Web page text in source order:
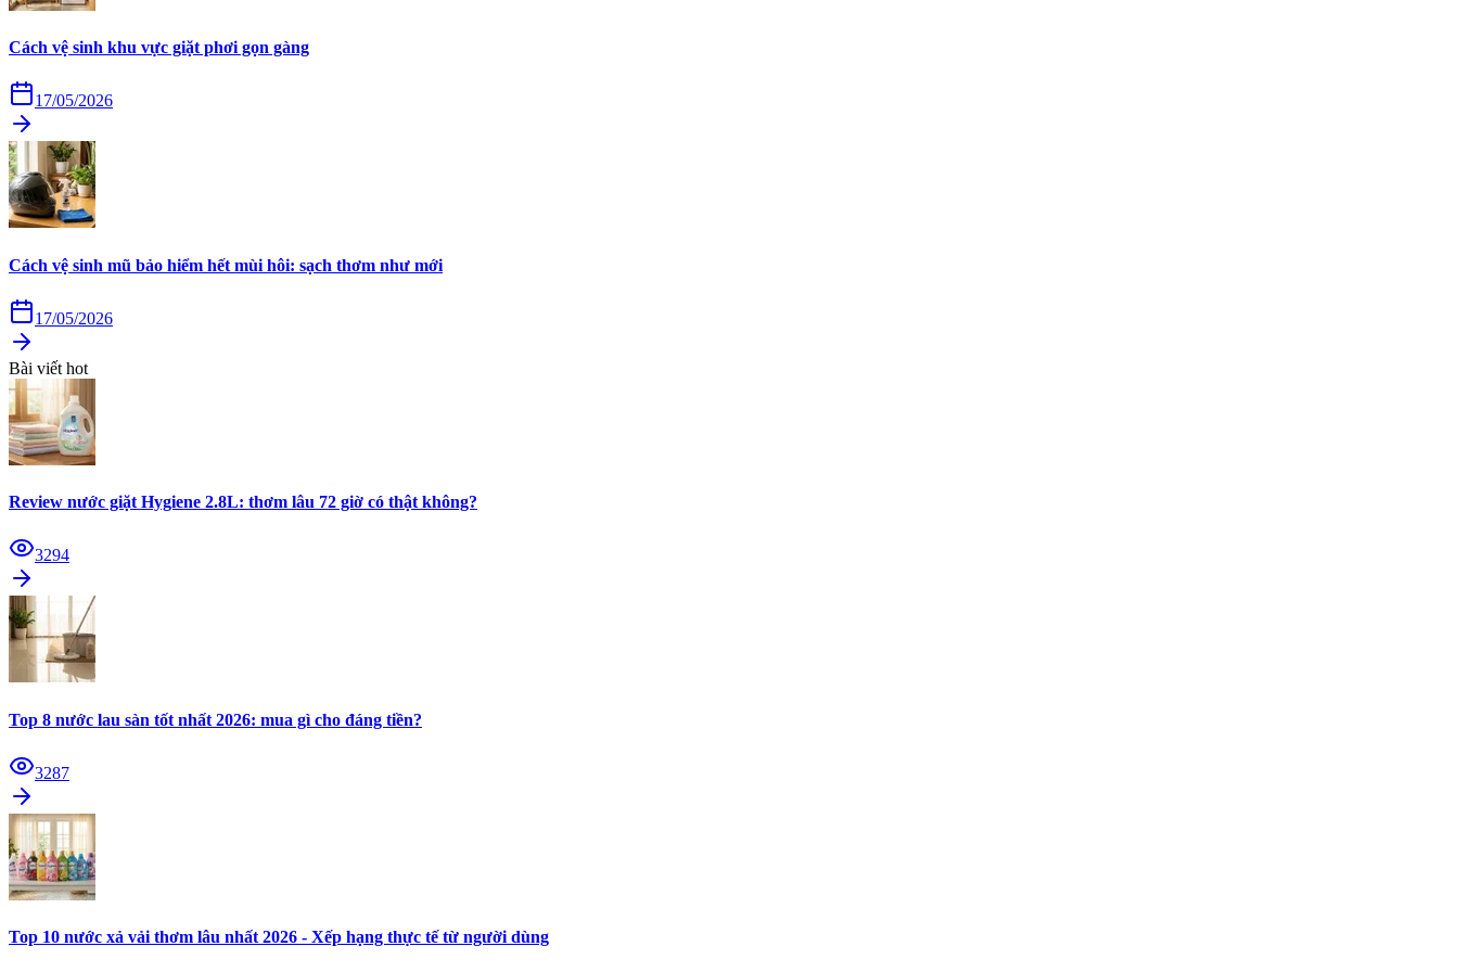
Cách vệ sinh khu vực giặt phơi gọn gàng
17/05/2026
Cách vệ sinh mũ bảo hiểm hết mùi hôi: sạch thơm như mới
17/05/2026
Bài viết hot
Review nước giặt Hygiene 2.8L: thơm lâu 72 giờ có thật không?
3294
Top 8 nước lau sàn tốt nhất 2026: mua gì cho đáng tiền?
3287
Top 10 nước xả vải thơm lâu nhất 2026 - Xếp hạng thực tế từ người dùng